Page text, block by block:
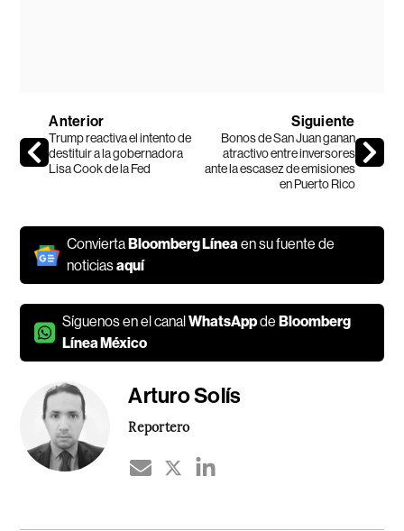
Anterior
Trump reactiva el intento de
destituir a la gobernadora
Lisa Cook de la Fed
Siguiente
Bonos de San Juan ganan
atractivo entre inversores
ante la escasez de emisiones
en Puerto Rico
Convierta Bloomberg Líneaen su fuente de
noticiasaquí
Síguenos en el canalWhatsAppde Bloomberg
Línea México
Arturo Solís
Reportero